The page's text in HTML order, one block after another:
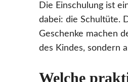
Die Einschulung ist
dabei: die Schultüte.
Geschenke machen
des Kindes, sondern
Welche